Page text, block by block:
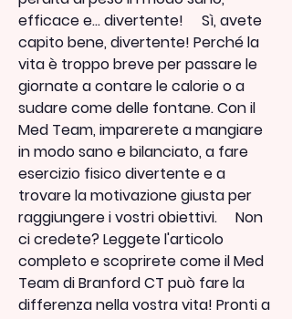
efficace e... divertente!     Sì, avete
capito bene, divertente! Perché la
vita è troppo breve per passare le
giornate a contare le calorie o a
sudare come delle fontane. Con il
Med Team, imparerete a mangiare
in modo sano e bilanciato, a fare
esercizio fisico divertente e a
trovare la motivazione giusta per
raggiungere i vostri obiettivi.     Non
ci credete? Leggete l'articolo
completo e scoprirete come il Med
Team di Branford CT può fare la
differenza nella vostra vita! Pronti a